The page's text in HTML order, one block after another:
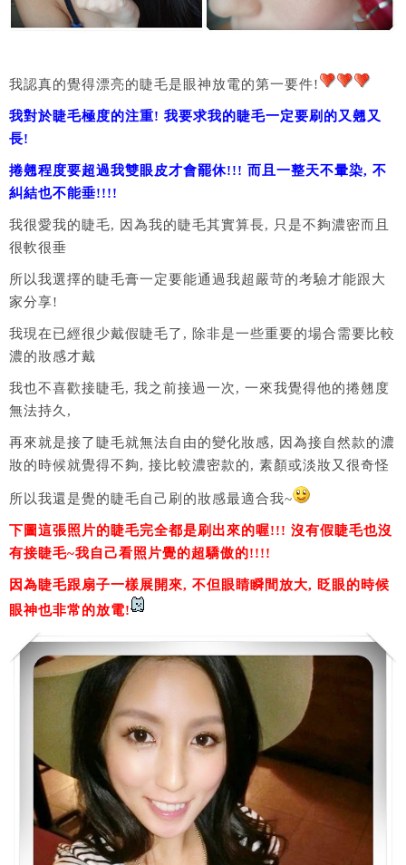
我認真的覺得漂亮的睫毛是眼神放電的第一要件!
我對於睫毛極度的注重! 我要求我的睫毛一定要刷的又翹又
長!
捲翹程度要超過我雙眼皮才會罷休!!! 而且一整天不暈染, 不
糾結也不能垂!!!!
我很愛我的睫毛, 因為我的睫毛其實算長, 只是不夠濃密而且
很軟很垂
所以我選擇的睫毛膏一定要能通過我超嚴苛的考驗才能跟大
家分享!
我現在已經很少戴假睫毛了, 除非是一些重要的場合需要比較
濃的妝感才戴
我也不喜歡接睫毛, 我之前接過一次, 一來我覺得他的捲翹度
無法持久,
再來就是接了睫毛就無法自由的變化妝感, 因為接自然款的濃
妝的時候就覺得不夠, 接比較濃密款的, 素顏或淡妝又很奇怪
所以我還是覺的睫毛自己刷的妝感最適合我~
下圖這張照片的睫毛完全都是刷出來的喔!!! 沒有假睫毛也沒
有接睫毛~我自己看照片覺的超驕傲的!!!!
因為睫毛跟扇子一樣展開來, 不但眼睛瞬間放大, 眨眼的時候
眼神也非常的放電!